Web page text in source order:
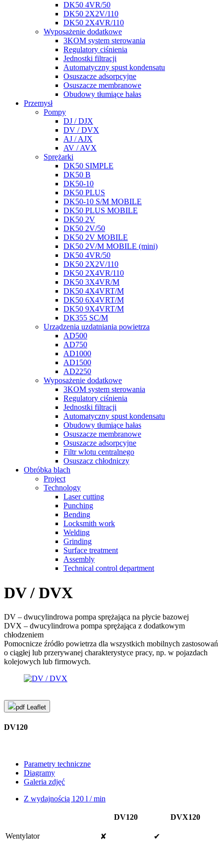
DK50 4VR/50
DK50 2X2V/110
DK50 2X4VR/110
Wyposażenie dodatkowe
3KOM system sterowania
Regulatory ciśnienia
Jednostki filtracji
Automatyczny spust kondensatu
Osuszacze adsorpcyjne
Osuszacze membranowe
Obudowy tłumiące hałas
Przemysł
Pompy
DJ / DJX
DV / DVX
AJ / AJX
AV / AVX
Sprężarki
DK50 SIMPLE
DK50 B
DK50-10
DK50 PLUS
DK50-10 S/M MOBILE
DK50 PLUS MOBILE
DK50 2V
DK50 2V/50
DK50 2V MOBILE
DK50 2V/M MOBILE (mini)
DK50 4VR/50
DK50 2X2V/110
DK50 2X4VR/110
DK50 3X4VR/M
DK50 4X4VRT/M
DK50 6X4VRT/M
DK50 9X4VRT/M
DK355 SC/M
Urządzenia uzdatniania powietrza
AD500
AD750
AD1000
AD1500
AD2250
Wyposażenie dodatkowe
3KOM system sterowania
Regulatory ciśnienia
Jednostki filtracji
Automatyczny spust kondensatu
Obudowy tłumiące hałas
Osuszacze membranowe
Osuszacze adsorpcyjne
Filtr wlotu centralnego
Osuszacz chłodniczy
Obróbka blach
Project
Technology
Laser cutting
Punching
Bending
Locksmith work
Welding
Grinding
Surface treatment
Assembly
Technical control department
DV / DVX
DV – dwucylindrowa pompa sprężająca na płycie bazowej
DVX – dwucylindrowa pompa sprężająca z dodatkowym
chłodzeniem
Pomocnicze źródło powietrza dla wszystkich mobilnych zastosowań
o ciągłej lub przerywanej charakterystyce pracy, np. w pojazdach
kolejowych lub firmowych.
pdf Leaflet
DV120
Parametry techniczne
Diagramy
Galeria zdjęć
Z wydajnością 120 l / min
DV120 DVX120
Wentylator ✘ ✔